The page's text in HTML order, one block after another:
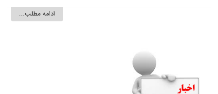
ادامه مطلب...